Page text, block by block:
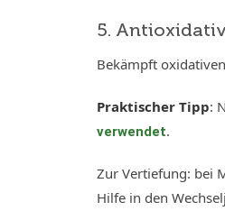
5.
Bekämpft
Praktischer Tipp:
verwendet.
Zur Vertiefung: bei
Hilfe in den